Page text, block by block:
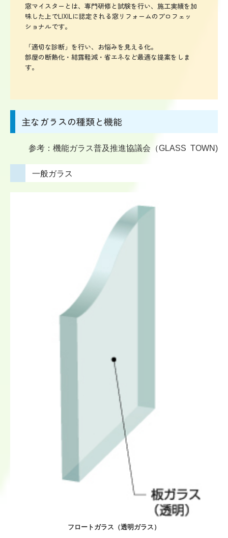
窓マイスターとは、専門研修と試験を行い、施工実績を加
味した上でLIXILに認定される窓リフォームのプロフェッ
ショナルです。
「適切な診断」を行い、お悩みを見える化。
部屋の断熱化・結露軽減・省エネなど最適な提案をしま
す。
主なガラスの種類と機能
参考：機能ガラス普及推進協議会（GLASS TOWN)
一般ガラス
フロートガラス（透明ガラス）